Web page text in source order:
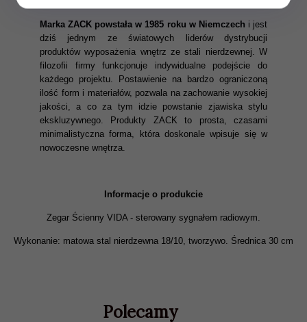
Marka ZACK powstała w 1985 roku w Niemczech i jest
dziś jednym ze światowych liderów dystrybucji
produktów wyposażenia wnętrz ze stali nierdzewnej. W
filozofii firmy funkcjonuje indywidualne podejście do
każdego projektu. Postawienie na bardzo ograniczoną
ilość form i materiałów, pozwala na zachowanie wysokiej
jakości, a co za tym idzie powstanie zjawiska stylu
ekskluzywnego. Produkty ZACK to prosta, czasami
minimalistyczna forma, która doskonale wpisuje się w
nowoczesne wnętrza.
Informacje o produkcie
Zegar Ścienny VIDA - sterowany sygnałem radiowym.
Wykonanie: matowa stal nierdzewna 18/10, tworzywo. Średnica 30 cm
Polecamy